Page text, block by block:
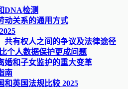
DNA检测
动关系的通用方式
共有权人之间的争议及法律途径
个人数据保护更成问题
婚和子女监护的重大变革
南
和英国法规比较 2025